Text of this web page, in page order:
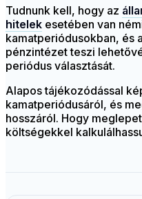
Tudnunk kell, hogy az
hitelek esetében van
kamatperiódusokban, és
pénzintézet teszi
periódus választását.
Alapos tájékozódással
kamatperiódusáról, és
hosszáról. Hogy
költségekkel